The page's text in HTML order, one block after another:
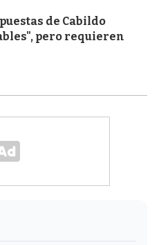
de Cabildo
pero requieren